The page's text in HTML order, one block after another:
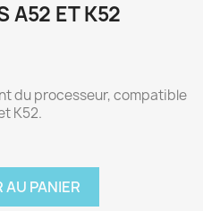
A52 ET K52
du processeur, compatible
K52.
AU PANIER